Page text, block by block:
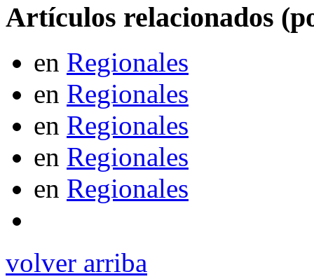
Artículos relacionados
en Regionales
en Regionales
en Regionales
en Regionales
en Regionales
volver arriba